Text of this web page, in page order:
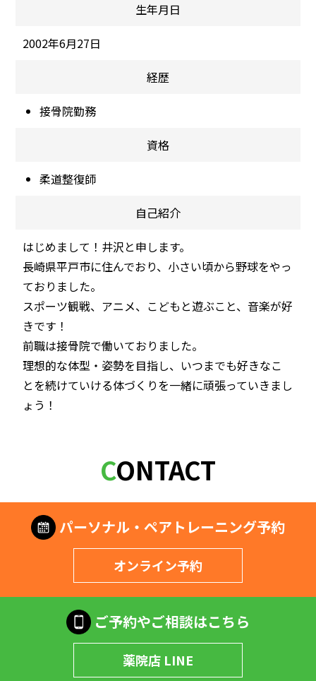
生年月日
2002年6月27日
経歴
接骨院勤務
資格
柔道整復師
自己紹介
はじめまして！井沢と申します。
長崎県平戸市に住んでおり、小さい頃から野球をやっ
ておりました。
スポーツ観戦、アニメ、こどもと遊ぶこと、音楽が好
きです！
前職は接骨院で働いておりました。
理想的な体型・姿勢を目指し、いつまでも好きなこ
とを続けていける体づくりを一緒に頑張っていきまし
ょう！
CONTACT
パーソナル・ペアトレーニング予約
オンライン予約
ご予約やご相談はこちら
薬院店 LINE